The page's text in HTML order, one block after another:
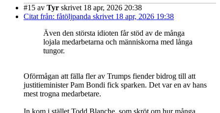
#15 av Tyr skrivet 18 apr, 2026 20:38
Citat från: fåtöljpanda skrivet 18 apr, 2026 19:38
Även den största idioten får stöd av de många
lojala medarbetarna och människorna med långa
tungor.
Oförmågan att fälla fler av Trumps fiender bidrog till att
justitieminister Pam Bondi fick sparken. Det var en av hans
mest trogna medarbetare.
In kom i stället Todd Blanche, som skröt om hur många